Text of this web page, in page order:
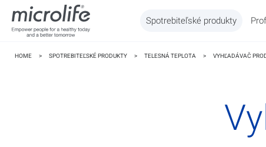
Spotrebiteľské produkty
HOME > SPOTREBITEĽSKÉ PRODUKTY > TELESNÁ TEPLOTA > VYHĽADÁVAČ